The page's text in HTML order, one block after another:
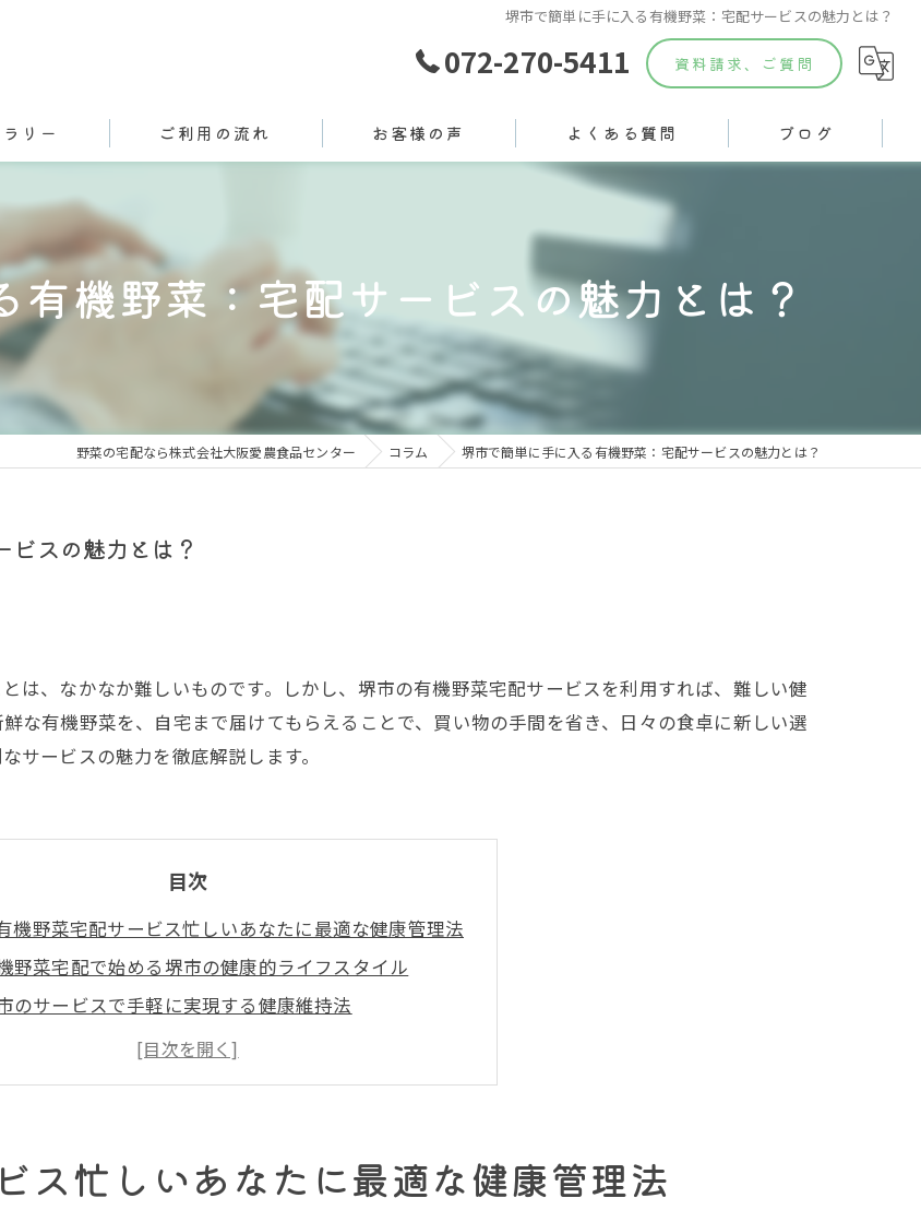
堺市で簡単に手に入る有機野菜：宅配サービスの魅力とは？
072-270-5411 資料請求、ご質問
リー ご利用の流れ お客様の声 よくある質問 ブログ
有機野菜：宅配サービスの魅力とは？
野菜の宅配なら株式会社大阪愛農食品センター コラム 堺市で簡単に手に入る有機野菜：宅配サービスの魅力とは？
ビスの魅力とは？
は、なかなか難しいものです。しかし、堺市の有機野菜宅配サービスを利用すれば、難しい健
な有機野菜を、自宅まで届けてもらえることで、買い物の手間を省き、日々の食卓に新しい選
サービスの魅力を徹底解説します。
目次
機野菜宅配サービス忙しいあなたに最適な健康管理法
野菜宅配で始める堺市の健康的ライフスタイル
のサービスで手軽に実現する健康維持法
しい日常をサポートする堺市の宅配システム
な有機野菜がもたらす堺市での健康革命
市の宅配サービスで健康を取り入れる方法
機野菜が自宅に堺市での宅配サービスの魅力
ス忙しいあなたに最適な健康管理法